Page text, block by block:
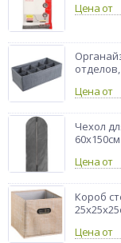
Цена от
Цена от
Чехол
60х150см
Цена от
Короб
Цена от